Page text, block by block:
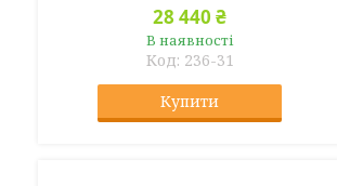
28 440 ₴
В наявності
236-31
Купити